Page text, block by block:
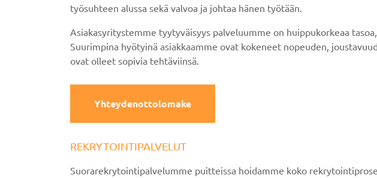
työsuhteen alussa sekä valvoa ja johtaa hänen työtään.
Asiakasyritystemme tyytyväisyys palveluumme on huippukorkeaa
Suurimpina hyötyinä asiakkaamme ovat kokeneet nopeuden,
ovat olleet sopivia tehtäviinsä.
Yhteydenottolomake
REKRYTOINTIPALVELUT
Suorarekrytointipalvelumme puitteissa hoidamme koko